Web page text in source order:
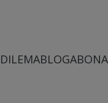
DILEMABLOG